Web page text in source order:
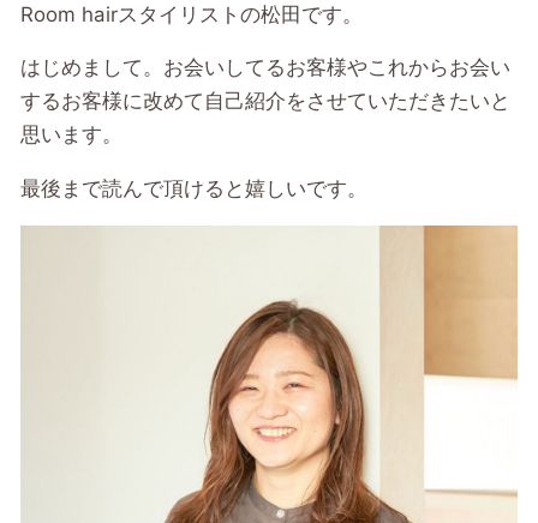
Room hairスタイリストの松田です。
はじめまして。お会いしてるお客様やこれからお会い
するお客様に改めて自己紹介をさせていただきたいと
思います。
最後まで読んで頂けると嬉しいです。